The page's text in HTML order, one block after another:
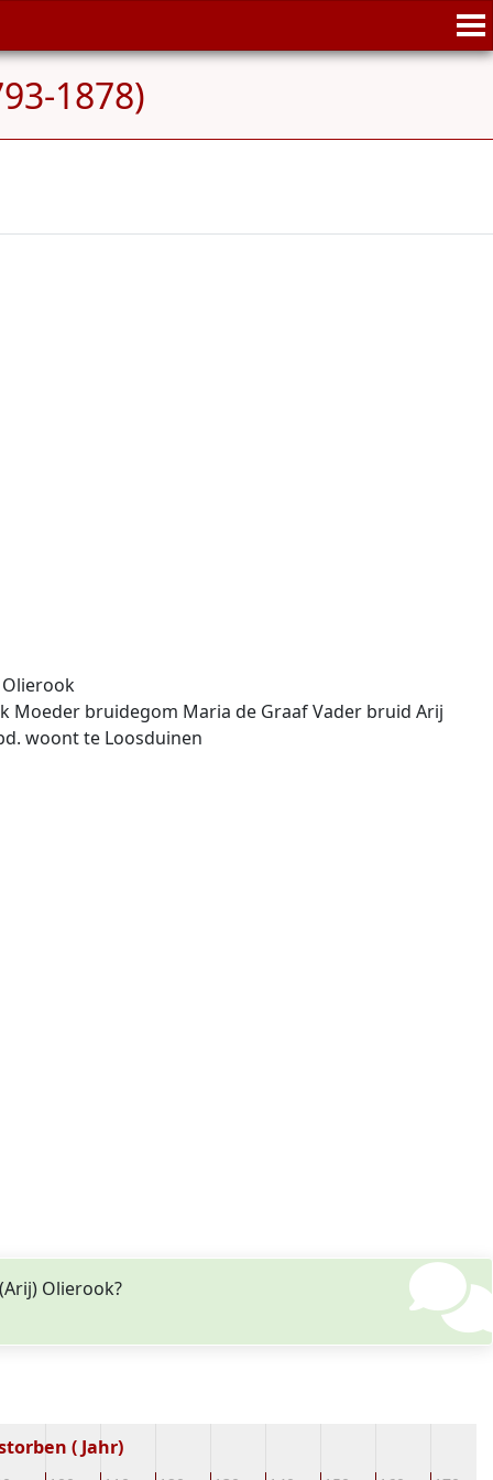
1878)
Moeder bruidegom Maria de Graaf Vader bruid Arij
woont te Loosduinen
Olierook?
( Jahr)